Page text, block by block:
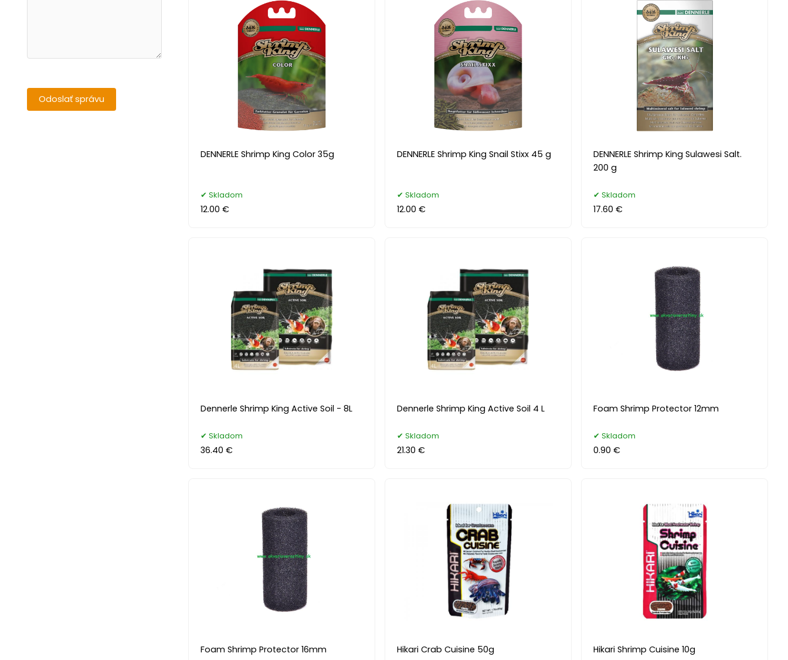
DENNERLE Shrimp King Color 35g
Skladom
12.00 €
DENNERLE Shrimp King Snail Stixx 45 g
Skladom
12.00 €
DENNERLE Shrimp King Sulawesi Salt.
200 g
Skladom
17.60 €
Dennerle Shrimp King Active Soil - 8L
Skladom
36.40 €
Dennerle Shrimp King Active Soil 4 L
Skladom
21.30 €
Foam Shrimp Protector 12mm
Skladom
0.90 €
Foam Shrimp Protector 16mm Hikari Crab Cuisine 50g Hikari Shrimp Cuisine 10g